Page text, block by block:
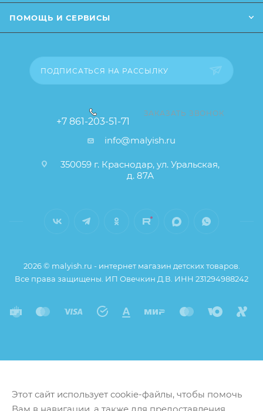
ПОМОЩЬ И СЕРВИСЫ
ПОДПИСАТЬСЯ НА РАССЫЛКУ
+7 861-203-51-71
ЗАКАЗАТЬ ЗВОНОК
info@malyish.ru
350059 г. Краснодар, ул. Уральская,
д. 87А
2026 © malyish.ru - интернет магазин детских товаров.
Все права защищены. ИП Овечкин Д.В. ИНН 231294988242
Этот сайт использует cookie-файлы, чтобы помочь